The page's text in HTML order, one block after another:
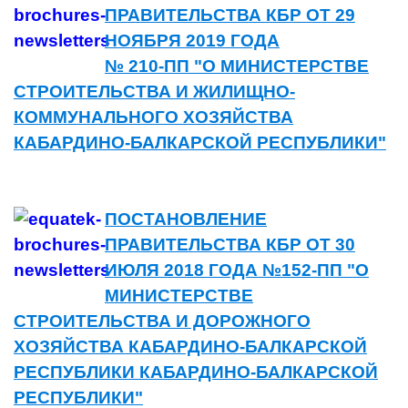
ПРАВИТЕЛЬСТВА КБР ОТ 29
НОЯБРЯ 2019 ГОДА
№ 210-ПП "О МИНИСТЕРСТВЕ
СТРОИТЕЛЬСТВА И ЖИЛИЩНО-
КОММУНАЛЬНОГО ХОЗЯЙСТВА
КАБАРДИНО-БАЛКАРСКОЙ РЕСПУБЛИКИ"
ПОСТАНОВЛЕНИЕ
ПРАВИТЕЛЬСТВА КБР ОТ 30
ИЮЛЯ 2018 ГОДА №152-ПП "О
МИНИСТЕРСТВЕ
СТРОИТЕЛЬСТВА И ДОРОЖНОГО
ХОЗЯЙСТВА КАБАРДИНО-БАЛКАРСКОЙ
РЕСПУБЛИКИ КАБАРДИНО-БАЛКАРСКОЙ
РЕСПУБЛИКИ"